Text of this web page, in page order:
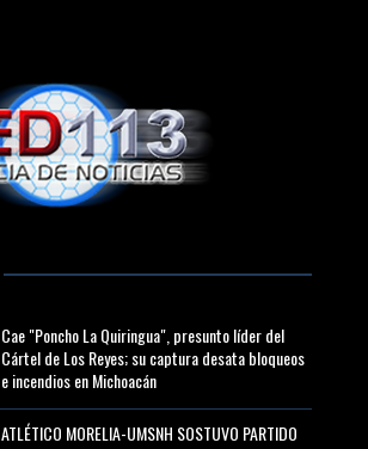
Cae "Poncho La Quiringua", presunto líder del
Cártel de Los Reyes; su captura desata bloqueos
e incendios en Michoacán
ATLÉTICO MORELIA-UMSNH SOSTUVO PARTIDO